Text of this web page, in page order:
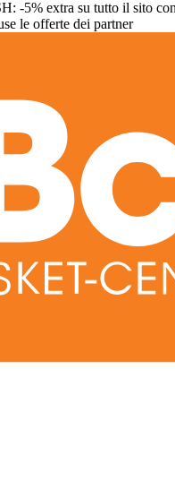
-5% extra su tutto il sito
le offerte dei partner